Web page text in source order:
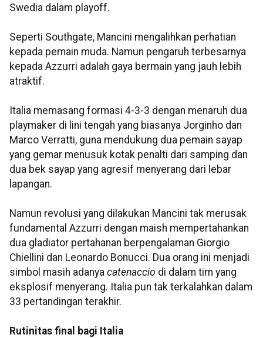
Swedia dalam playoff.
Seperti Southgate, Mancini mengalihkan perhatian
kepada pemain muda. Namun pengaruh terbesarnya
kepada Azzurri adalah gaya bermain yang jauh lebih
atraktif.
Italia memasang formasi 4-3-3 dengan menaruh dua
playmaker di lini tengah yang biasanya Jorginho dan
Marco Verratti, guna mendukung dua pemain sayap
yang gemar menusuk kotak penalti dari samping dan
dua bek sayap yang agresif menyerang dari lebar
lapangan.
Namun revolusi yang dilakukan Mancini tak merusak
fundamental Azzurri dengan maish mempertahankan
dua gladiator pertahanan berpengalaman Giorgio
Chiellini dan Leonardo Bonucci. Dua orang ini menjadi
simbol masih adanya catenaccio di dalam tim yang
eksplosif menyerang. Italia pun tak terkalahkan dalam
33 pertandingan terakhir.
Rutinitas final bagi Italia